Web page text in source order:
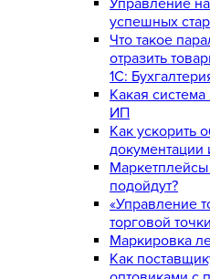
Управление
успешных
Что такое
отразить
1С:
Какая
ИП
Как ускорить
документации
подойдут?
«Управление
торговой точки
Маркировка
Как